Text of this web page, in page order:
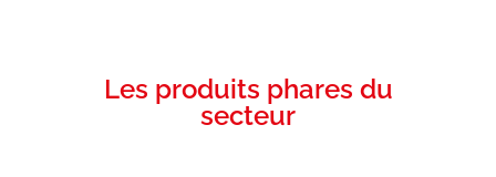
Les produits phares du
secteur